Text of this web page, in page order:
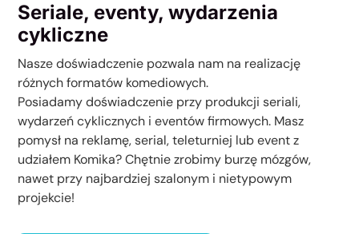
Seriale, eventy, wydarzenia
cykliczne
Nasze doświadczenie pozwala nam na realizację
różnych formatów komediowych.
Posiadamy doświadczenie przy produkcji seriali,
wydarzeń cyklicznych i eventów firmowych. Masz
pomysł na reklamę, serial, teleturniej lub event z
udziałem Komika? Chętnie zrobimy burzę mózgów,
nawet przy najbardziej szalonym i nietypowym
projekcie!